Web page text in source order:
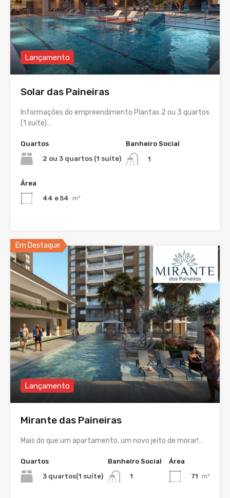
Lançamento
Solar das Paineiras
Informações do empreendimento Plantas 2 ou 3 quartos
(1 suíte)…
Quartos
2 ou 3 quartos (1 suíte)
Banheiro Social
1
Área
44 e 54 m²
Em Destaque
Lançamento
Mirante das Paineiras
Mais do que um apartamento, um novo jeito de morar!…
Quartos
3 quartos(1 suíte)
Banheiro Social
1
Área
71 m²